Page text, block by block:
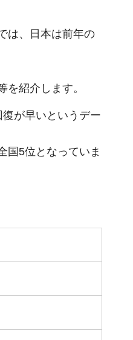
は、日本は前年の
紹介します。
が早いというデー
国5位となっていま